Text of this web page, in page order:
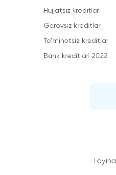
Hujjatsiz kreditlar
Garovsiz kreditlar
Ta'minotsiz kreditlar
Bank kreditlari 2022
Loyiha